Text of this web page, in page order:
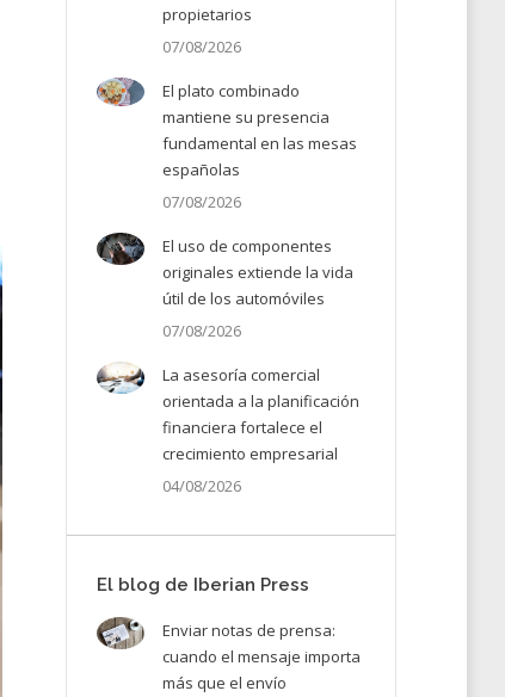
propietarios
07/08/2026
El plato combinado
mantiene su presencia
fundamental en las mesas
españolas
07/08/2026
El uso de componentes
originales extiende la vida
útil de los automóviles
07/08/2026
La asesoría comercial
orientada a la planificación
financiera fortalece el
crecimiento empresarial
04/08/2026
El blog de Iberian Press
Enviar notas de prensa:
cuando el mensaje importa
más que el envío